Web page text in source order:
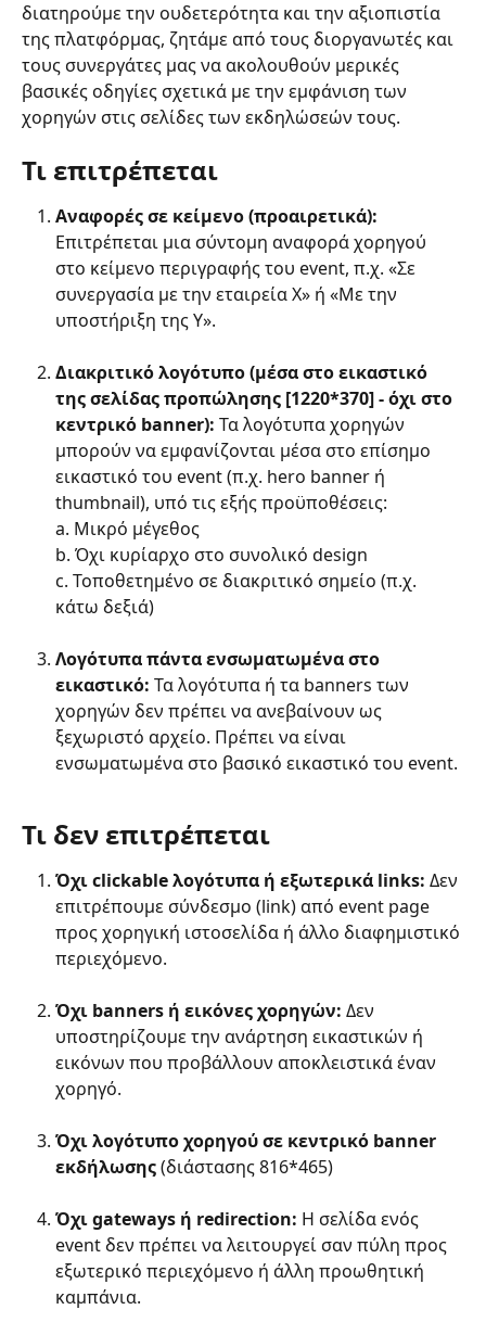
διατηρούμε την ουδετερότητα και την αξιοπιστία
της πλατφόρμας, ζητάμε από τους διοργανωτές και
τους συνεργάτες μας να ακολουθούν μερικές
βασικές οδηγίες σχετικά με την εμφάνιση των
χορηγών στις σελίδες των εκδηλώσεών τους.
Τι επιτρέπεται
Αναφορές σε κείμενο (προαιρετικά):
Επιτρέπεται μια σύντομη αναφορά χορηγού
στο κείμενο περιγραφής του event, π.χ. «Σε
συνεργασία με την εταιρεία Χ» ή «Με την
υποστήριξη της Υ».
Διακριτικό λογότυπο (μέσα στο εικαστικό
της σελίδας προπώλησης [1220*370] - όχι στο
κεντρικό banner): Τα λογότυπα χορηγών
μπορούν να εμφανίζονται μέσα στο επίσημο
εικαστικό του event (π.χ. hero banner ή
thumbnail), υπό τις εξής προϋποθέσεις:
a. Μικρό μέγεθος
b. Όχι κυρίαρχο στο συνολικό design
c. Τοποθετημένο σε διακριτικό σημείο (π.χ.
κάτω δεξιά)
Λογότυπα πάντα ενσωματωμένα στο
εικαστικό: Τα λογότυπα ή τα banners των
χορηγών δεν πρέπει να ανεβαίνουν ως
ξεχωριστό αρχείο. Πρέπει να είναι
ενσωματωμένα στο βασικό εικαστικό του event.
Τι δεν επιτρέπεται
Όχι clickable λογότυπα ή εξωτερικά links: Δεν
επιτρέπουμε σύνδεσμο (link) από event page
προς χορηγική ιστοσελίδα ή άλλο διαφημιστικό
περιεχόμενο.
Όχι banners ή εικόνες χορηγών: Δεν
υποστηρίζουμε την ανάρτηση εικαστικών ή
εικόνων που προβάλλουν αποκλειστικά έναν
χορηγό.
Όχι λογότυπο χορηγού σε κεντρικό banner
εκδήλωσης (διάστασης 816*465)
Όχι gateways ή redirection: Η σελίδα ενός
event δεν πρέπει να λειτουργεί σαν πύλη προς
εξωτερικό περιεχόμενο ή άλλη προωθητική
καμπάνια.